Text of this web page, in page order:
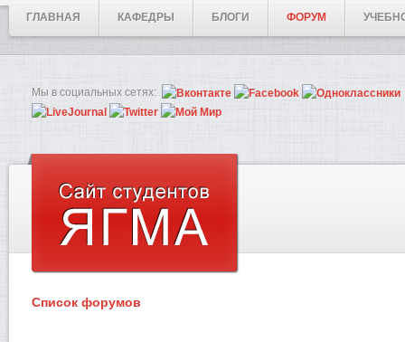
ГЛАВНАЯ КАФЕДРЫ БЛОГИ ФОРУМ
Мы в социальных сетях:
Список форумов